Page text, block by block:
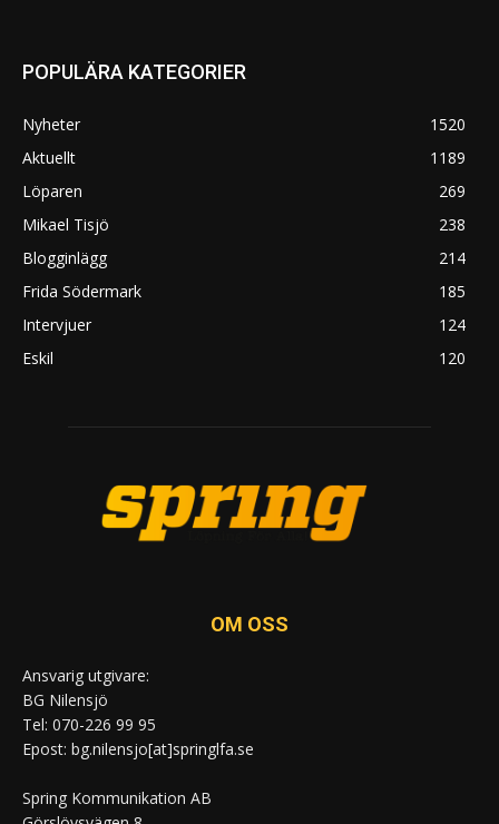
POPULÄRA KATEGORIER
Nyheter
1520
Aktuellt
1189
Löparen
269
Mikael Tisjö
238
Blogginlägg
214
Frida Södermark
185
Intervjuer
124
Eskil
120
OM OSS
Ansvarig utgivare:
BG Nilensjö
Tel: 070-226 99 95
Epost: bg.nilensjo[at]springlfa.se
Spring Kommunikation AB